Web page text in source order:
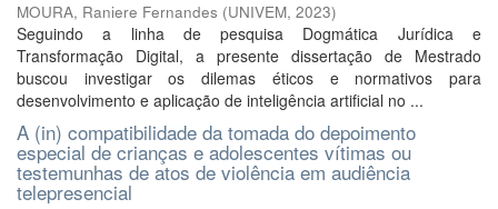
MOURA, Raniere Fernandes (UNIVEM, 2023)
Seguindo a linha de pesquisa Dogmática Jurídica e
Transformação Digital, a presente dissertação de Mestrado
buscou investigar os dilemas éticos e normativos para
desenvolvimento e aplicação de inteligência artificial no ...
A (in) compatibilidade da tomada do depoimento
especial de crianças e adolescentes vítimas ou
testemunhas de atos de violência em audiência
telepresencial